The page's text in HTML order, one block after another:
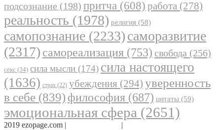
подсознание (198) притча (608) работа (278)
реальность (1978) религия (58)
самопознание (2233)саморазвитие
(2317) самореализация (753) свобода (256)
секс (34) сила мысли (174) сила настоящего
(1636) страх (22) убеждения (294) уверенность
в себе (839) философия (687) цитаты (59)
эмоциональная сфера (2651)
2019 ezopage.com | |